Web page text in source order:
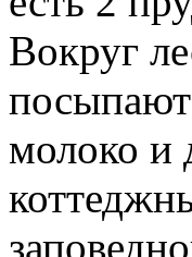
Вокруг
молоко и